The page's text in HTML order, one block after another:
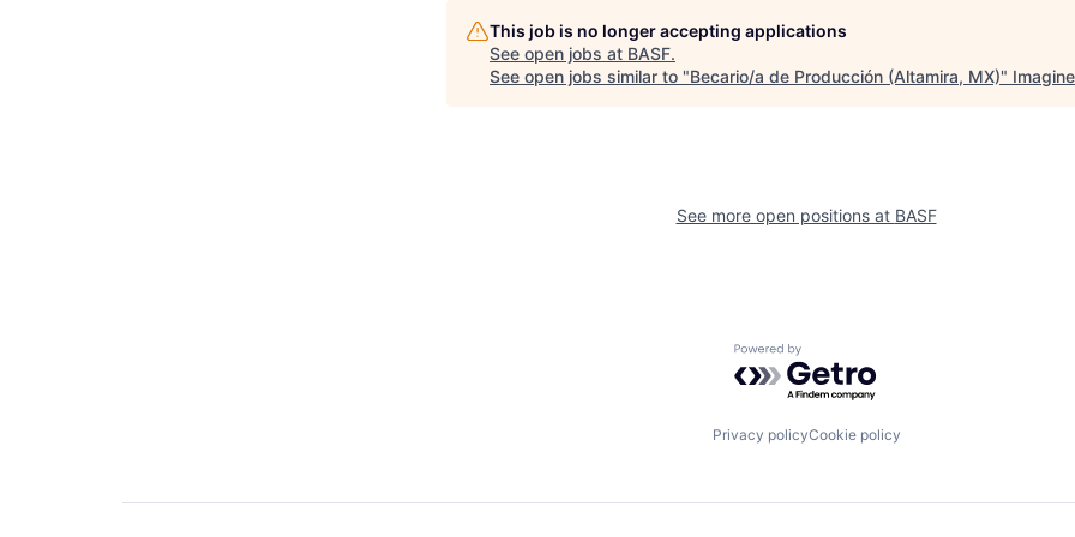
This job is no longer accepting applications
See open jobs at BASF.
See open jobs similar to "Becario/a de Producción (Altamira, MX)" Imagine
See more open positions at BASF
Powered by Getro.com
Privacy policyCookie policy